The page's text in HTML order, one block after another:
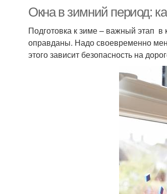
Окна в зимний период:
Подготовка к зиме – важный этап в
оправданы. Надо своевременно
этого зависит безопасность на